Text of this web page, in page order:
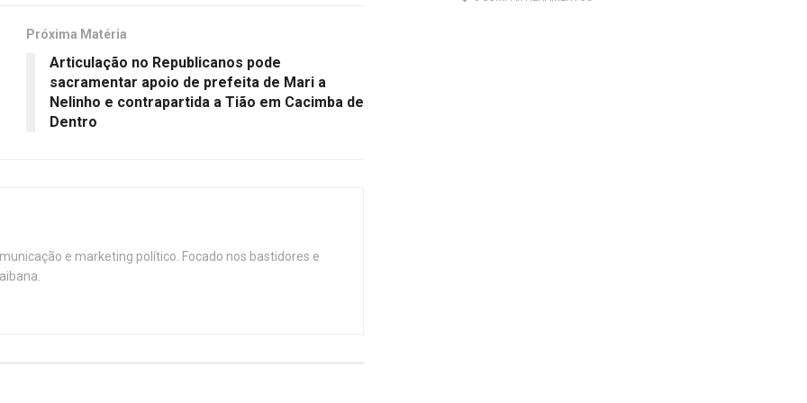
Próxima Matéria
Articulação no Republicanos pode
sacramentar apoio de prefeita de Mari a
Nelinho e contrapartida a Tião em Cacimba de
Dentro
e marketing político. Focado nos bastidores e